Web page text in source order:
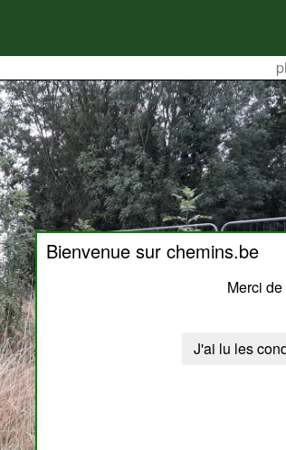
Bienvenue sur chemins.be
Merci
J'ai lu les